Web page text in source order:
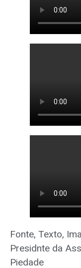
Fonte, Texto,
Presidnte da
Piedade